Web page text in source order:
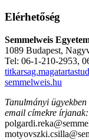
Elérhetőség
Semmelweis
1089 Budapest,
Tel: 06-1-210-2953,
semmelweis.hu
Tanulmányi
email címekre írjanak: